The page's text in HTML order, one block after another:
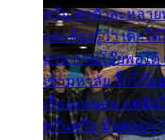
หวั่น ตกตัวละหลาย
และต้องรู้ว่า เด็กใ
ยวน กวนโอ๊ยพอได้
เข้ามหาลัย จิ๊กโก๊ม
เรื่องแน่นอน แต่ฉัน
พรั่นพรือ มันตอบว่า